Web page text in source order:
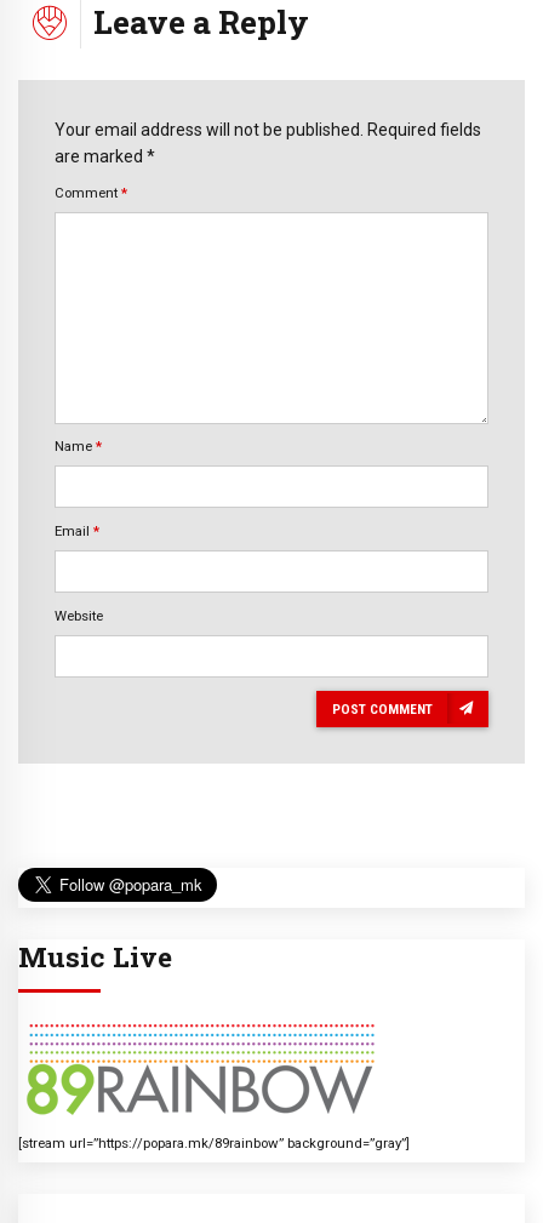
Leave a Reply
Your email address will not be published. Required fields
are marked *
Comment *
Name *
Email *
Website
POST COMMENT
Music Live
[stream url=”https://popara.mk/89rainbow” background=”gray”]